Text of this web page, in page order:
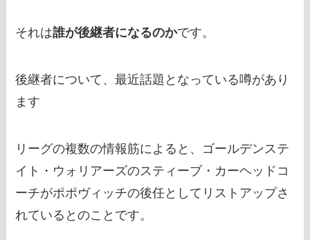
それは誰が後継者になるのかです。
後継者について、最近話題となっている噂があり
ます
リーグの複数の情報筋によると、ゴールデンステ
イト・ウォリアーズのスティーブ・カーヘッドコ
ーチがポポヴィッチの後任としてリストアップさ
れているとのことです。